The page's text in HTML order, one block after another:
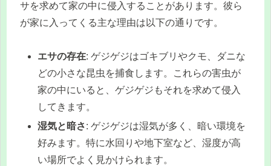
サを求めて家の中に侵入することがあります。彼ら
が家に入ってくる主な理由は以下の通りです。
エサの存在: ゲジゲジはゴキブリやクモ、ダニな
どの小さな昆虫を捕食します。これらの害虫が
家の中にいると、ゲジゲジもそれを求めて侵入
してきます。
湿気と暗さ: ゲジゲジは湿気が多く、暗い環境を
好みます。特に水回りや地下室など、湿度が高
い場所でよく見かけられます。